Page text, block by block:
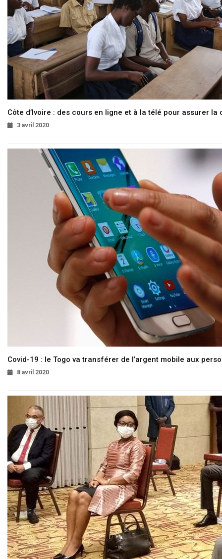
Côte d’Ivoire : des cours en ligne et à la télé pour assurer la
3 avril 2020
Covid-19 : le Togo va transférer de l’argent mobile aux
8 avril 2020